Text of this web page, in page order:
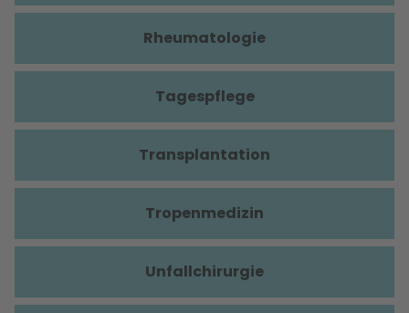
Rheumatologie
Tagespflege
Transplantation
Tropenmedizin
Unfallchirurgie